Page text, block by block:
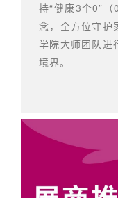
持“健康3个0”
念，全方位守护
学院大师团队进
境界。